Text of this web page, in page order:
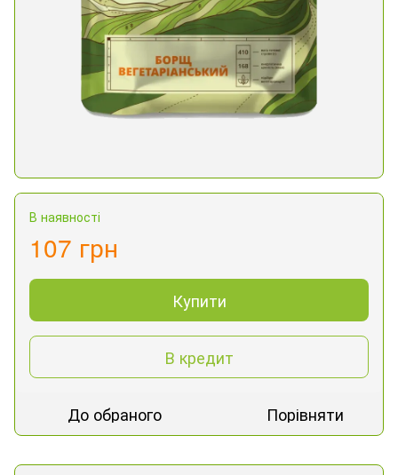
В наявності
107 грн
Купити
В кредит
До обраного Порівняти